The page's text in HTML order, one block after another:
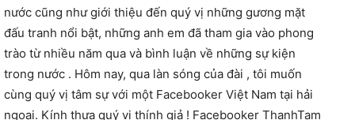
nước cũng như giới thiệu đến quý vị những gương mặt
đấu tranh nổi bật, những anh em đã tham gia vào phong
trào từ nhiều năm qua và bình luận về những sự kiện
trong nước . Hôm nay, qua làn sóng của đài , tôi muốn
cùng quý vị tâm sự với một Facebooker Việt Nam tại hải
ngoại. Kính thưa quý vị thính giả ! Facebooker ThanhTam